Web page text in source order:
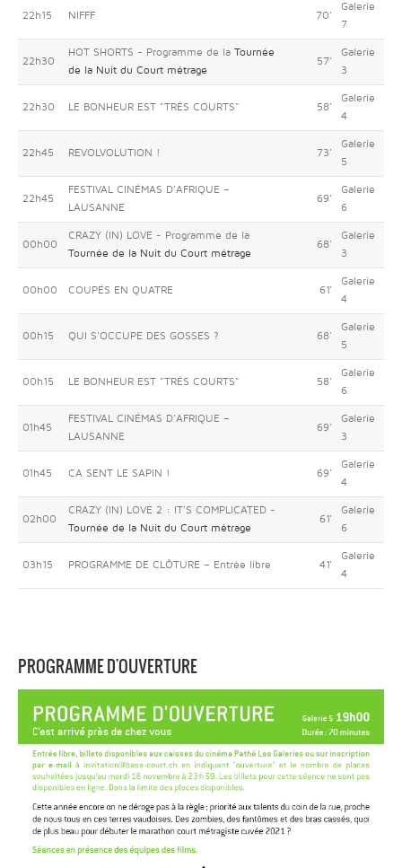
22h15 NIFFF 70'
Galerie
7
22h30
HOT SHORTS - Programme de la Tournée
de la Nuit du Court métrage
57'
Galerie
3
22h30 LE BONHEUR EST "TRÈS COURTS" 58'
Galerie
4
22h45 REVOLVOLUTION ! 73'
Galerie
5
22h45
FESTIVAL CINÉMAS D'AFRIQUE –
LAUSANNE
69'
Galerie
6
00h00
CRAZY (IN) LOVE - Programme de la
Tournée de la Nuit du Court métrage
68'
Galerie
3
00h00 COUPÉS EN QUATRE 61'
Galerie
4
00h15 QUI S'OCCUPE DES GOSSES ? 68'
Galerie
5
00h15 LE BONHEUR EST "TRÈS COURTS" 58'
Galerie
6
01h45
FESTIVAL CINÉMAS D'AFRIQUE –
LAUSANNE
69'
Galerie
3
01h45 CA SENT LE SAPIN ! 69'
Galerie
4
02h00
CRAZY (IN) LOVE 2 : IT'S COMPLICATED -
Tournée de la Nuit du Court métrage
61'
Galerie
6
03h15 PROGRAMME DE CLÔTURE – Entrée libre 41'
Galerie
4
PROGRAMME D'OUVERTURE